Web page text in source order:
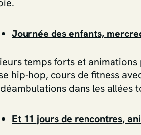
Journée des enfants,
temps forts et
hip-hop, cours de fitness
dans les allées
Et 11 jours de rencontres,